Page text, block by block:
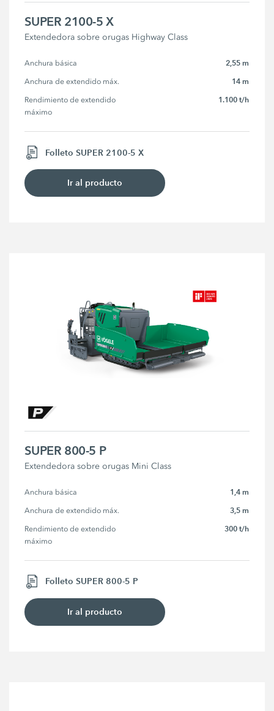
SUPER 2100-5 X
Extendedora sobre orugas Highway Class
Anchura básica 2,55 m
Anchura de extendido máx. 14 m
Rendimiento de extendido
máximo
1.100 t/h
Folleto SUPER 2100-5 X
Ir al producto
SUPER 800-5 P
Extendedora sobre orugas Mini Class
Anchura básica 1,4 m
Anchura de extendido máx. 3,5 m
Rendimiento de extendido
máximo
300 t/h
Folleto SUPER 800-5 P
Ir al producto